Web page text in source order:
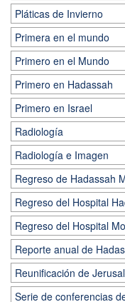
Pláticas de Invierno
Primera en el mundo
Primero en el Mundo
Primero en Hadassah
Primero en Israel
Radiología
Radiología e Imagen
Regreso de Hadassah
Regreso del Hospital
Regreso del Hospital
Reporte anual de
Reunificación de
Serie de conferencias